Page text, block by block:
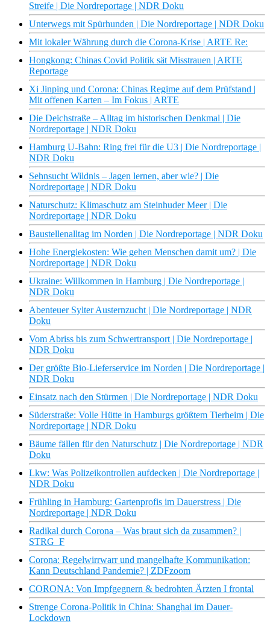
Streife | Die Nordreportage | NDR Doku
Unterwegs mit Spürhunden | Die Nordreportage | NDR Doku
Mit lokaler Währung durch die Corona-Krise | ARTE Re:
Hongkong: Chinas Covid Politik sät Misstrauen | ARTE
Reportage
Xi Jinping und Corona: Chinas Regime auf dem Prüfstand |
Mit offenen Karten – Im Fokus | ARTE
Die Deichstraße – Alltag im historischen Denkmal | Die
Nordreportage | NDR Doku
Hamburg U-Bahn: Ring frei für die U3 | Die Nordreportage |
NDR Doku
Sehnsucht Wildnis – Jagen lernen, aber wie? | Die
Nordreportage | NDR Doku
Naturschutz: Klimaschutz am Steinhuder Meer | Die
Nordreportage | NDR Doku
Baustellenalltag im Norden | Die Nordreportage | NDR Doku
Hohe Energiekosten: Wie gehen Menschen damit um? | Die
Nordreportage | NDR Doku
Ukraine: Willkommen in Hamburg | Die Nordreportage |
NDR Doku
Abenteuer Sylter Austernzucht | Die Nordreportage | NDR
Doku
Vom Abriss bis zum Schwertransport | Die Nordreportage |
NDR Doku
Der größte Bio-Lieferservice im Norden | Die Nordreportage |
NDR Doku
Einsatz nach den Stürmen | Die Nordreportage | NDR Doku
Süderstraße: Volle Hütte in Hamburgs größtem Tierheim | Die
Nordreportage | NDR Doku
Bäume fällen für den Naturschutz | Die Nordreportage | NDR
Doku
Lkw: Was Polizeikontrollen aufdecken | Die Nordreportage |
NDR Doku
Frühling in Hamburg: Gartenprofis im Dauerstress | Die
Nordreportage | NDR Doku
Radikal durch Corona – Was braut sich da zusammen? |
STRG_F
Corona: Regelwirrwarr und mangelhafte Kommunikation:
Kann Deutschland Pandemie? | ZDFzoom
CORONA: Von Impfgegnern & bedrohten Ärzten I frontal
Strenge Corona-Politik in China: Shanghai im Dauer-
Lockdown